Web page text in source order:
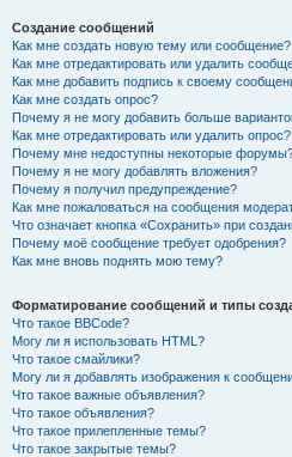
Создание сообщений
Как мне создать новую тему или сообщение?
Как мне отредактировать или удалить
Как мне добавить подпись к своему
Как мне создать опрос?
Почему я не могу добавить больше
Как мне отредактировать или удалить опрос?
Почему мне недоступны некоторые
Почему я не могу добавлять вложения?
Почему я получил предупреждение?
Как мне пожаловаться на сообщения
Что означает кнопка «Сохранить» при
Почему моё сообщение требует одобрения?
Как мне вновь поднять мою тему?
Форматирование сообщений и типы
Что такое BBCode?
Могу ли я использовать HTML?
Что такое смайлики?
Могу ли я добавлять изображения к
Что такое важные объявления?
Что такое объявления?
Что такое прилепленные темы?
Что такое закрытые темы?